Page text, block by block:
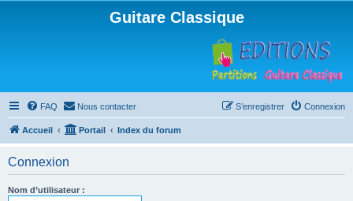
Guitare Classique
FAQ Nous contacter Connexion
S’enregistrer
Accueil Portail Index du forum
Connexion
Nom d’utilisateur :